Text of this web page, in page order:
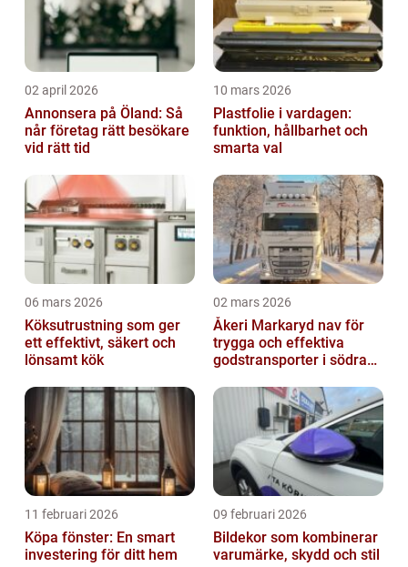
02 april 2026
Annonsera på Öland: Så
når företag rätt besökare
vid rätt tid
10 mars 2026
Plastfolie i vardagen:
funktion, hållbarhet och
smarta val
06 mars 2026
Köksutrustning som ger
ett effektivt, säkert och
lönsamt kök
02 mars 2026
Åkeri Markaryd nav för
trygga och effektiva
godstransporter i södra
11 februari 2026
Köpa fönster: En smart
investering för ditt hem
09 februari 2026
Bildekor som kombinerar
varumärke, skydd och stil